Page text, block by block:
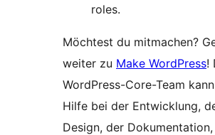
roles.
Möchtest du mitmachen?
weiter zu Make WordPress!
WordPress-Core-Team
Hilfe bei der Entwicklung,
Design, der